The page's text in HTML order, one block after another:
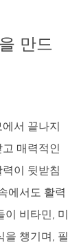
만드
서 끝나지
매력적인
이 뒷받침
에서도 활력
이 비타민, 미
을 챙기며, 필